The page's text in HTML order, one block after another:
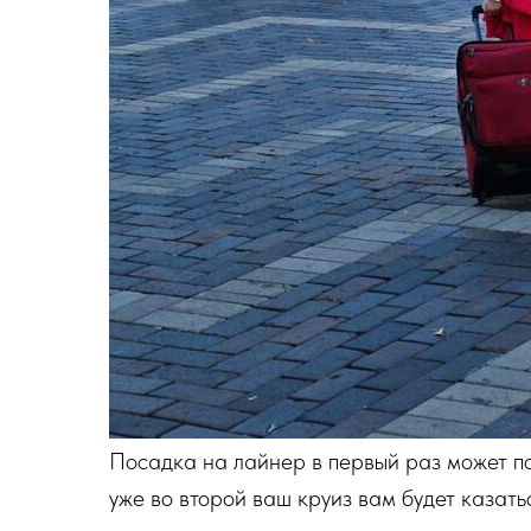
Посадка на лайнер в первый раз может
уже во второй ваш круиз вам будет